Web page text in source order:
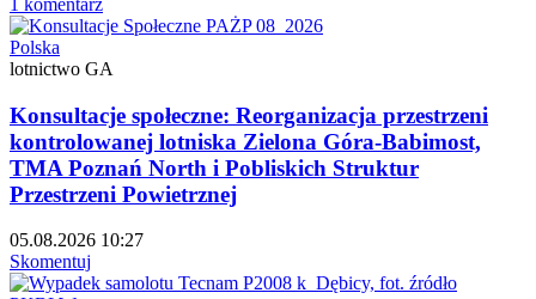
1 komentarz
Polska
lotnictwo GA
Konsultacje społeczne: Reorganizacja przestrzeni
kontrolowanej lotniska Zielona Góra-Babimost,
TMA Poznań North i Pobliskich Struktur
Przestrzeni Powietrznej
05.08.2026 10:27
Skomentuj